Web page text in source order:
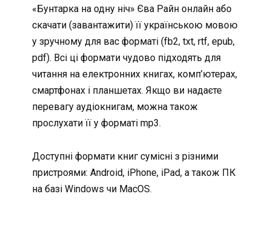
«Бунтарка на одну ніч» Єва Райн онлайн або
скачати (завантажити) її українською мовою
у зручному для вас форматі (fb2, txt, rtf, epub,
pdf). Всі ці формати чудово підходять для
читання на електронних книгах, комп’ютерах,
смартфонах і планшетах. Якщо ви надаєте
перевагу аудіокнигам, можна також
прослухати її у форматі mp3.
Доступні формати книг сумісні з різними
пристроями: Android, iPhone, iPad, а також ПК
на базі Windows чи MacOS.